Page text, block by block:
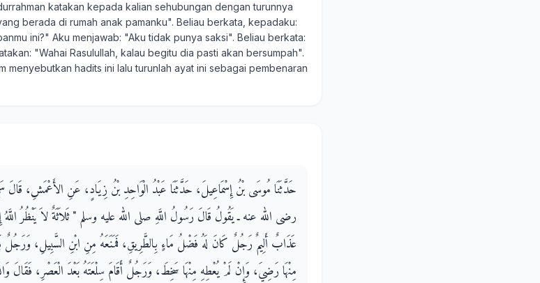
katakan kepada kalian sehubungan dengan turunnya
berada di rumah anak pamanku". Beliau berkata, kepadaku:
ini?" Aku menjawab: "Aku tidak punya saksi". Beliau berkata:
"Wahai Rasulullah, kalau begitu dia pasti akan bersumpah".
menyebutkan hadits ini lalu turunlah ayat ini sebagai pembenaran
حَدَّثَنَا مُوسَى بْنُ إِسْمَاعِيلَ، حَدَّثَنَا عَبْدُ الْوَاحِدِ بْنُ زِيَادٍ، عَنِ الأَعْمَشِ، قَالَ
رضى الله عنه ـ يَقُولُ قَالَ رَسُولُ اللَّهِ صلى الله عليه وسلم ‏"‏ ثَلاَثَةٌ لاَ يَنْظُرُ اللَّهُ
عَذَابٌ أَلِيمٌ رَجُلٌ كَانَ لَهُ فَضْلُ مَاءٍ بِالطَّرِيقِ، فَمَنَعَهُ مِنِ ابْنِ السَّبِيلِ، وَرَجُلٌ
مِنْهَا رَضِيَ، وَإِنْ لَمْ يُعْطِهِ مِنْهَا سَخِطَ، وَرَجُلٌ أَقَامَ سِلْعَتَهُ بَعْدَ الْعَصْرِ، فَقَالَ